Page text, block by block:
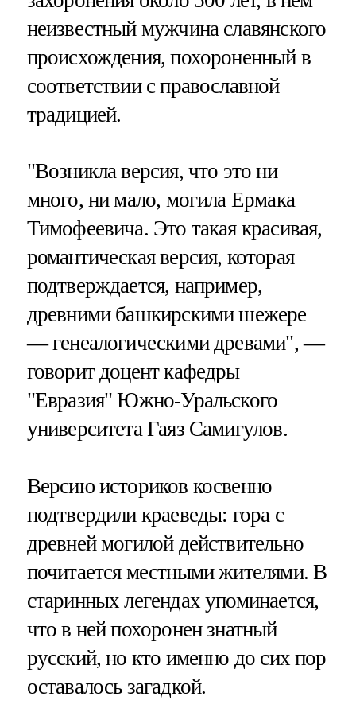
неизвестный мужчина славянского
происхождения, похороненный в
соответствии с православной
традицией.
"Возникла версия, что это ни
много, ни мало, могила Ермака
Тимофеевича. Это такая красивая,
романтическая версия, которая
подтверждается, например,
древними башкирскими шежере
— генеалогическими древами", —
говорит доцент кафедры
"Евразия" Южно-Уральского
университета Гаяз Самигулов.
Версию историков косвенно
подтвердили краеведы: гора с
древней могилой действительно
почитается местными жителями. В
старинных легендах упоминается,
что в ней похоронен знатный
русский, но кто именно до сих пор
оставалось загадкой.